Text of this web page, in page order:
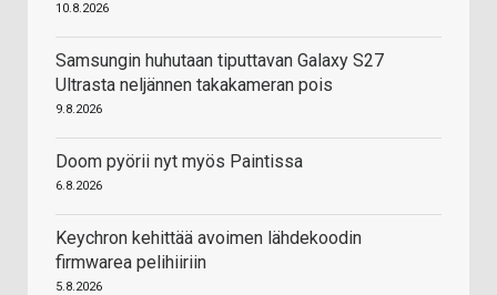
10.8.2026
Samsungin huhutaan tiputtavan Galaxy S27
Ultrasta neljännen takakameran pois
9.8.2026
Doom pyörii nyt myös Paintissa
6.8.2026
Keychron kehittää avoimen lähdekoodin
firmwarea pelihiiriin
5.8.2026